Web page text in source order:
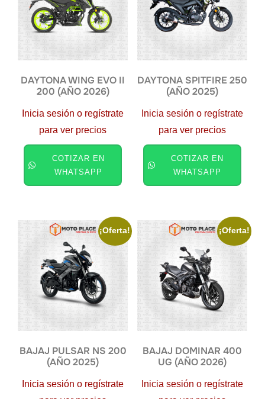
DAYTONA WING EVO II
200 (AÑO 2026)
Inicia sesión o regístrate
para ver precios
COTIZAR EN
WHATSAPP
DAYTONA SPITFIRE 250
(AÑO 2025)
Inicia sesión o regístrate
para ver precios
COTIZAR EN
WHATSAPP
¡Oferta!
BAJAJ PULSAR NS 200
(AÑO 2025)
Inicia sesión o regístrate
¡Oferta!
BAJAJ DOMINAR 400
UG (AÑO 2026)
Inicia sesión o regístrate